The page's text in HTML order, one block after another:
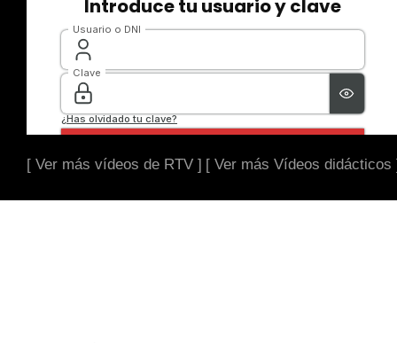
[ Ver más vídeos de RTV ] [ Ver más Vídeos didácticos